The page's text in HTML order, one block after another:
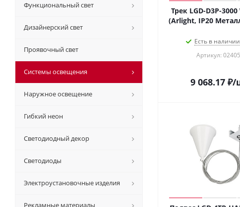
Трек LGD-D3P-
(Arlight, IP20
Есть в
Артикул:
9 068.17 ₽/
Функциональный свет
Дизайнерский свет
Проявочный свет
Системы освещения
Наружное освещение
Гибкий неон
Светодиодный декор
Светодиоды
Электроустановочные изделия
Рекламные материалы